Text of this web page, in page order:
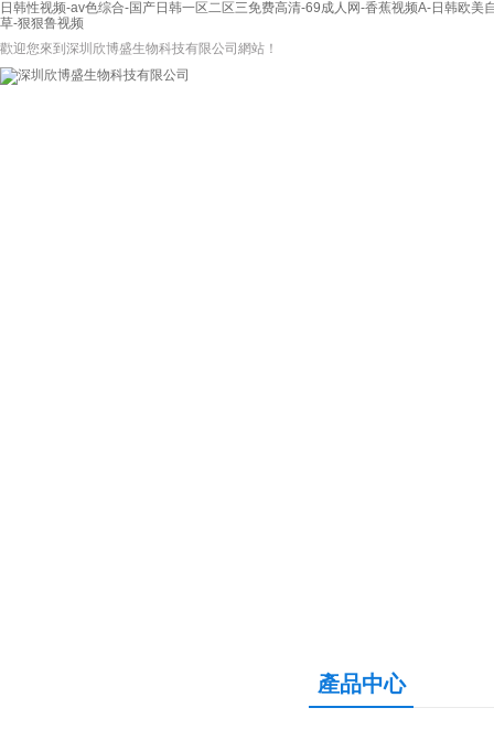
日韩性视频-av色综合-国产日韩一区二区三免费高清-69成人网-香蕉视频A-日韩欧
草-狠狠鲁视频
歡迎您來到深圳欣博盛生物科技有限公司網站！
產品中心